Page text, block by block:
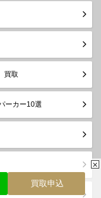
買取
ーカー10選
✕
買取申込